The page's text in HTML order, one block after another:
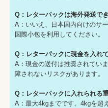
Q：レターパックは海外発送で
A：いいえ、日本国内向けのサ
国際小包を利用してください。
Q：レターパックに現金を入れ
A：現金の送付は推奨されてい
障されないリスクがあります。
Q：レターパックに入れられる
A：最大4kgまでです。4kgを超